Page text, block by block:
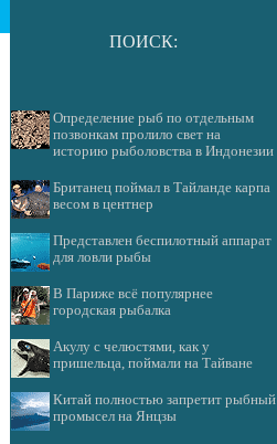
ПОИСК:
Определение рыб по отдельным
позвонкам пролило свет на
историю рыболовства в Индонезии
Британец поймал в Тайланде карпа
весом в центнер
Представлен беспилотный аппарат
для ловли рыбы
В Париже всё популярнее
городская рыбалка
Акулу с челюстями, как у
пришельца, поймали на Тайване
Китай полностью запретит рыбный
промысел на Янцзы